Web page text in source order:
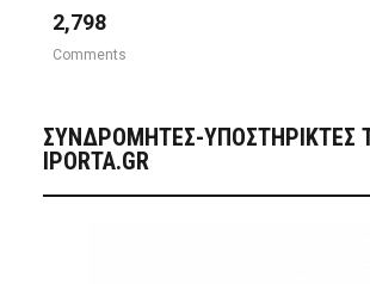
2,798
Comments
ΣΥΝΔΡΟΜΗΤΈΣ-ΥΠΟΣΤΗΡΙΚΤΈΣ
IPORTA.GR